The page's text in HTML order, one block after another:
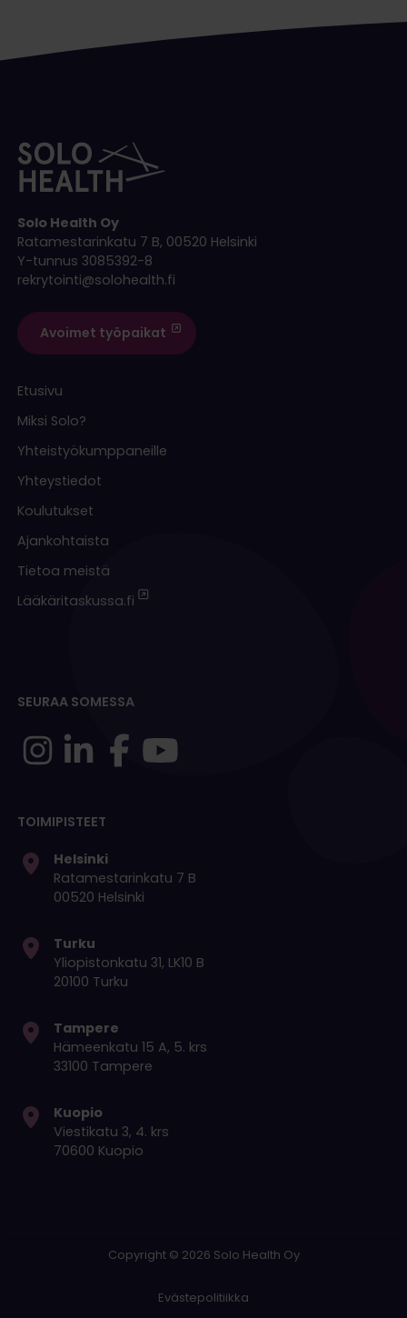
Solo Health Oy
Ratamestarinkatu 7 B, 00520 Helsinki
Y-tunnus 3085392-8
rekrytointi@solohealth.fi
Avoimet työpaikat
Etusivu
Miksi Solo?
Yhteistyökumppaneille
Yhteystiedot
Koulutukset
Ajankohtaista
Tietoa meistä
Lääkäritaskussa.fi
SEURAA SOMESSA
TOIMIPISTEET
Helsinki
Ratamestarinkatu 7 B
00520 Helsinki
Turku
Yliopistonkatu 31, LK10 B
20100 Turku
Tampere
Hämeenkatu 15 A, 5. krs
33100 Tampere
Kuopio
Viestikatu 3, 4. krs
70600 Kuopio
Copyright © 2026 Solo Health Oy
Evästepolitiikka